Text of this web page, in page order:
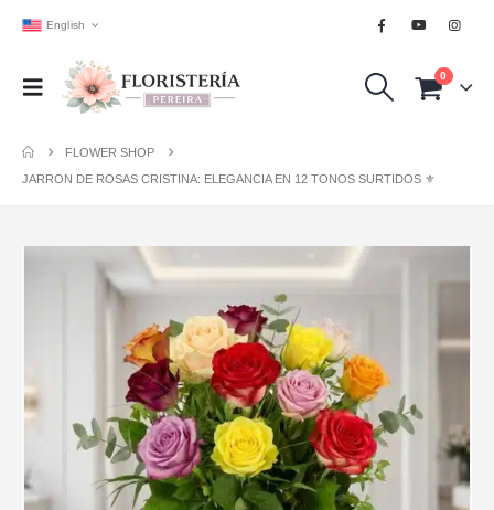
English
0
FLOWER SHOP
JARRON DE ROSAS CRISTINA: ELEGANCIA EN 12 TONOS SURTIDOS ⚜️